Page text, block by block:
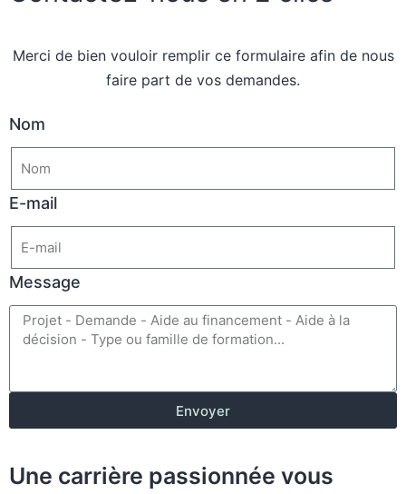
Merci de bien vouloir remplir ce formulaire afin de nous
faire part de vos demandes.
Nom
E-mail
Message
Envoyer
Une carrière passionnée vous